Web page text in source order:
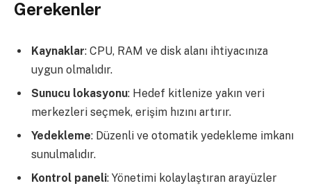
Gerekenler
Kaynaklar: CPU, RAM ve disk alanı ihtiyacınıza
uygun olmalıdır.
Sunucu lokasyonu: Hedef kitlenize yakın veri
merkezleri seçmek, erişim hızını artırır.
Yedekleme: Düzenli ve otomatik yedekleme imkanı
sunulmalıdır.
Kontrol paneli: Yönetimi kolaylaştıran arayüzler